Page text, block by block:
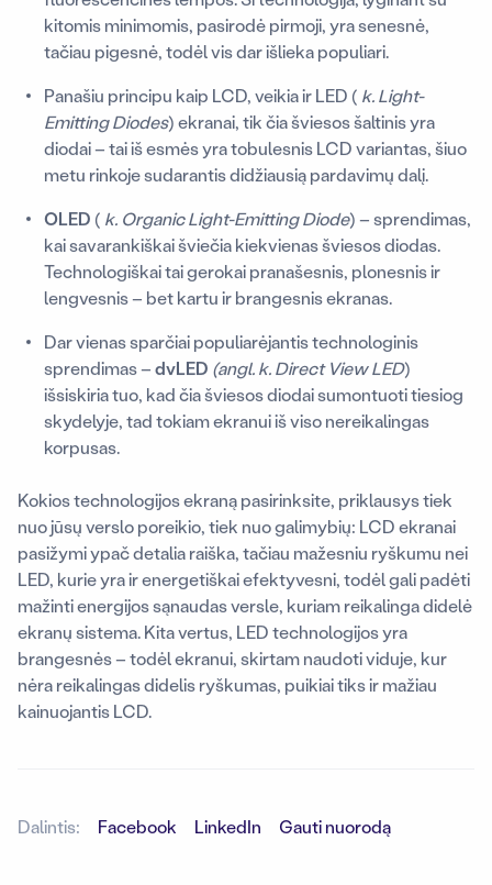
kitomis minimomis, pasirodė pirmoji, yra senesnė,
tačiau pigesnė, todėl vis dar išlieka populiari.
Panašiu principu kaip LCD, veikia ir LED ( k. Light-
Emitting Diodes) ekranai, tik čia šviesos šaltinis yra
diodai – tai iš esmės yra tobulesnis LCD variantas, šiuo
metu rinkoje sudarantis didžiausią pardavimų dalį.
OLED ( k. Organic Light-Emitting Diode) – sprendimas,
kai savarankiškai šviečia kiekvienas šviesos diodas.
Technologiškai tai gerokai pranašesnis, plonesnis ir
lengvesnis – bet kartu ir brangesnis ekranas.
Dar vienas sparčiai populiarėjantis technologinis
sprendimas –dvLED (angl. k. Direct View LED)
išsiskiria tuo, kad čia šviesos diodai sumontuoti tiesiog
skydelyje, tad tokiam ekranui iš viso nereikalingas
korpusas.
Kokios technologijos ekraną pasirinksite, priklausys tiek
nuo jūsų verslo poreikio, tiek nuo galimybių: LCD ekranai
pasižymi ypač detalia raiška, tačiau mažesniu ryškumu nei
LED, kurie yra ir energetiškai efektyvesni, todėl gali padėti
mažinti energijos sąnaudas versle, kuriam reikalinga didelė
ekranų sistema. Kita vertus, LED technologijos yra
brangesnės – todėl ekranui, skirtam naudoti viduje, kur
nėra reikalingas didelis ryškumas, puikiai tiks ir mažiau
kainuojantis LCD.
Dalintis: Facebook LinkedIn Gauti nuorodą